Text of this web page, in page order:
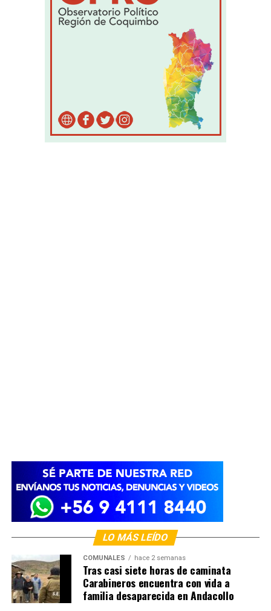
LO MÁS LEÍDO
COMUNALES hace 2 semanas
Tras casi siete horas de caminata
Carabineros encuentra con vida a
familia desaparecida en Andacollo